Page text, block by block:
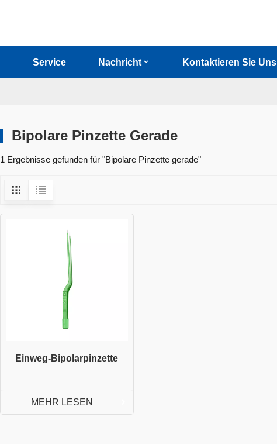
Service Nachricht Kontaktieren Sie Uns
Bipolare Pinzette Gerade
1 Ergebnisse gefunden für "Bipolare Pinzette gerade"
Einweg-Bipolarpinzette
MEHR LESEN